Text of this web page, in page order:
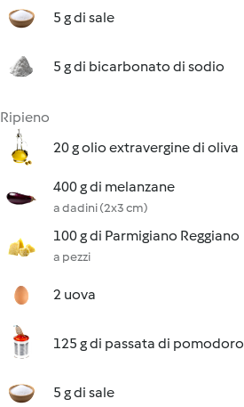
5 g di sale
5 g di bicarbonato di sodio
Ripieno
20 g olio extravergine di oliva
400 g di melanzane
a dadini (2x3 cm)
100 g di Parmigiano Reggiano
a pezzi
2 uova
125 g di passata di pomodoro
5 g di sale